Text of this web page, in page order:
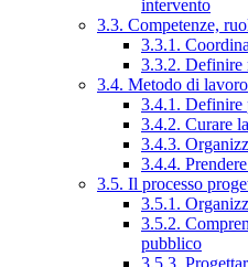
intervento
3.3. Competenze,
3.3.1.
3.3.2. Definire
3.4. Metodo di lavoro
3.4.1. Definire
3.4.2. Curare
3.4.3.
3.4.4.
3.5. Il processo
3.5.1.
3.5.2.
pubblico
3.5.3.